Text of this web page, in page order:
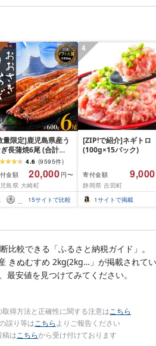
量限定]鹿児島県産う
長蒲焼6尾 (合計
以上)4.6 (9595件)
金額
20,000 円〜
島県 大崎町
15サイトで比較
4
[ZIP!で紹介]ネギトロ
(100g×15パック)
寄付金額 9,000
静岡県 吉田町
1サイトで掲載
較できる「ふるさと納税ガイド」。
きぬむすめ 2kg(2kg…」が掲載されて
安値を見つけてみてください。
取得方法と正確性に関する注意はこちら
誤り等はこちらよりご報告ください
稿はこちらから受け付けております